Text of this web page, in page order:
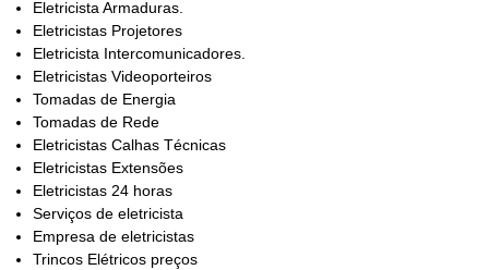
Eletricista Armaduras.
Eletricistas Projetores
Eletricista Intercomunicadores.
Eletricistas Videoporteiros
Tomadas de Energia
Tomadas de Rede
Eletricistas Calhas Técnicas
Eletricistas Extensões
Eletricistas 24 horas
Serviços de eletricista
Empresa de eletricistas
Trincos Elétricos preços